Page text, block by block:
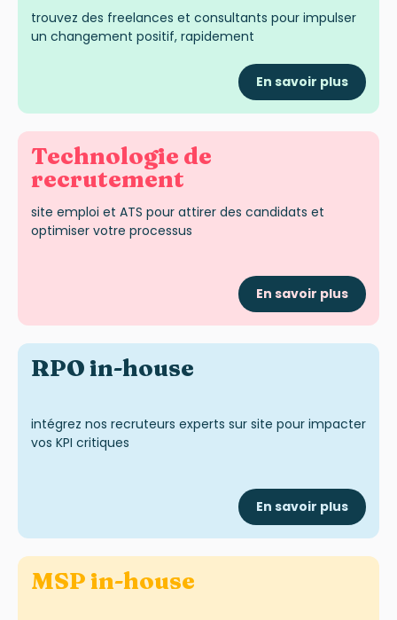
trouvez des freelances et consultants pour impulser
un changement positif, rapidement
En savoir plus
Technologie de
recrutement
site emploi et ATS pour attirer des candidats et
optimiser votre processus
En savoir plus
RPO in-house
intégrez nos recruteurs experts sur site pour impacter
vos KPI critiques
En savoir plus
MSP in-house